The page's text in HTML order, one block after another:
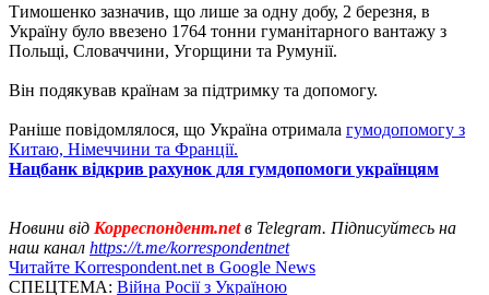
Тимошенко зазначив, що лише за одну добу, 2 березня, в
Україну було ввезено 1764 тонни гуманітарного вантажу з
Польщі, Словаччини, Угорщини та Румунії.
Він подякував країнам за підтримку та допомогу.
Раніше повідомлялося, що Україна отримала гумодопомогу з
Китаю, Німеччини та Франції.
Нацбанк відкрив рахунок для гумдопомоги українцям
Новини від Корреспондент.netв Telegram. Підписуйтесь на
наш канал https://t.me/korrespondentnet
Читайте Korrespondent.net в Google News
СПЕЦТЕМА: Війна Росії з Україною